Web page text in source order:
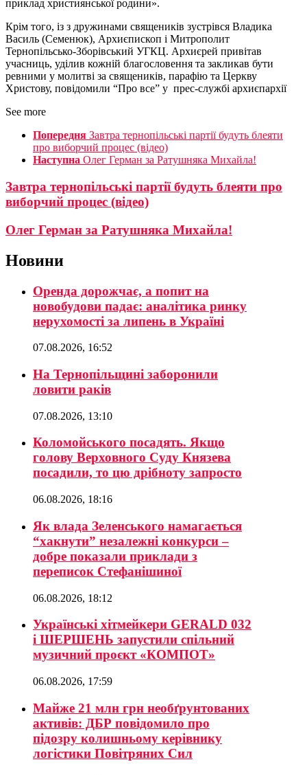
приклад християнської родини».
Крім того, із з дружинами священиків зустрівся Владика
Василь (Семенюк), Архиєпископ і Митрополит
Тернопільсько-Зборівський УГКЦ. Архиєрей привітав
учасниць, уділив кожній благословення та закликав бути
ревними у молитві за священиків, парафію та Церкву
Христову, повідомили “Про все” у прес-службі архиєпархії
See more
Попередня Завтра тернопільські партії будуть блеяти
про виборчий процес (відео)
Наступна Олег Герман за Ратушняка Михайла!
Завтра тернопільські партії будуть блеяти про
виборчий процес (відео)
Олег Герман за Ратушняка Михайла!
Новини
Оренда дорожчає, а попит на
новобудови падає: аналітика ринку
нерухомості за липень в Україні
07.08.2026, 16:52
На Тернопільщині заборонили
ловити раків
07.08.2026, 13:10
Коломойського посадять. Якщо
голову Верховного Суду Князева
посадили, то цю дрібноту запросто
06.08.2026, 18:16
Як влада Зеленського намагається
“хакнути” незалежні конкурси –
добре показали приклади з
переписок Стефанішиної
06.08.2026, 18:12
Українські хітмейкери GERALD 032
і ШЕРШЕНЬ запустили спільний
музичний проєкт «КОМПОТ»
06.08.2026, 17:59
Майже 21 млн грн необґрунтованих
активів: ДБР повідомило про
підозру колишньому керівнику
логістики Повітряних Сил